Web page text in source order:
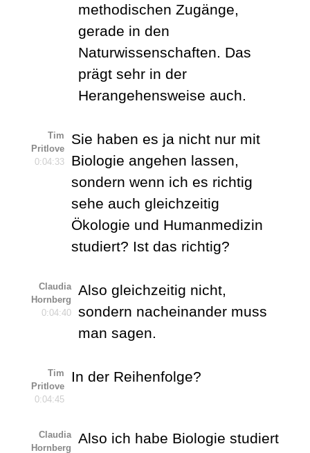
methodischen Zugänge,
gerade in den
Naturwissenschaften. Das
prägt sehr in der
Herangehensweise auch.
Tim
Pritlove
0:04:33
Sie haben es ja nicht nur mit
Biologie angehen lassen,
sondern wenn ich es richtig
sehe auch gleichzeitig
Ökologie und Humanmedizin
studiert? Ist das richtig?
Claudia
Hornberg
0:04:40
Also gleichzeitig nicht,
sondern nacheinander muss
man sagen.
Tim
Pritlove
0:04:45
In der Reihenfolge?
Claudia
Hornberg
Also ich habe Biologie studiert